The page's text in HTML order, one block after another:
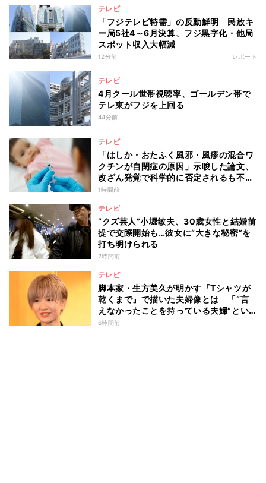
テレビ
「フジテレビ特需」の反動鮮明 民放キ
ー局5社4～6月決算、フジ黒字化・他局
スポット収入大幅減
12分前 レポート
テレビ
4月クール世帯視聴率、ゴールデン帯で
テレ東がフジを上回る
44分前
テレビ
「はしか・おたふく風邪・風疹の混合ワ
クチンが自閉症の原因」示唆した論文、
改ざん発覚で科学的に否定されるも不安
消えず…科学者たちの反証はなぜ届かな
1時間前
テレビ
“クズ芸人”小堀敏夫、30歳女性と結婚前
提で交際開始も…彼女に“大きな秘密”を
打ち明けられる
2時間前
テレビ
脚本家・生方美久が明かす『Tシャツが
乾くまで』で描いた夫婦像とは 「“言
えなかったことを持っている夫婦”とい
うのは面白いかも」
6時間前